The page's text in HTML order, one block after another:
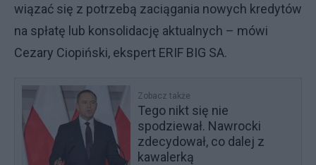
wiązać się z potrzebą zaciągania nowych kredytów
na spłatę lub konsolidację aktualnych – mówi
Cezary Ciopiński, ekspert ERIF BIG SA.
Zobacz także
Tego nikt się nie
spodziewał. Nawrocki
zdecydował, co dalej z
kawalerką